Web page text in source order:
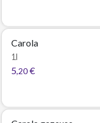
Carola
1l
5,20 €